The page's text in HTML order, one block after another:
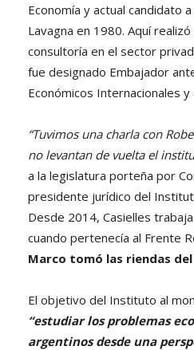
Economía y actual candidato
Lavagna en 1980. Aquí
consultoría en el sector
fue designado Embajador
Económicos Internacionales
“Tuvimos una charla con
no levantan de vuelta el
a la legislatura porteña por
presidente jurídico del
Desde 2014, Casielles
cuando pertenecía al Frente
Marco tomó las riendas
El objetivo del Instituto al
“estudiar los problemas
argentinos desde una